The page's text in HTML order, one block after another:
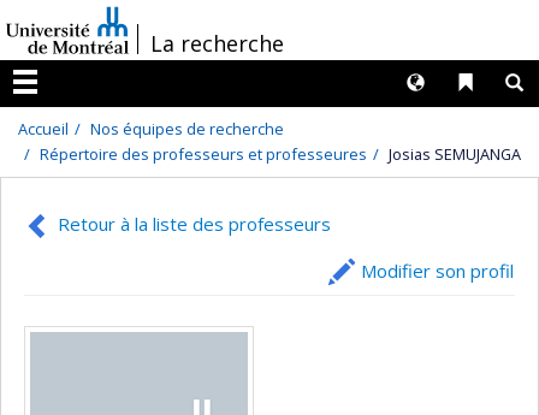
au
contenu
/La recherche
Menu
Liens
Langues
Accueil
Nos équipes de recherche
Répertoire des professeurs et professeures
Josias SEMUJANGA
Retour à la liste des professeurs
Modifier son profil